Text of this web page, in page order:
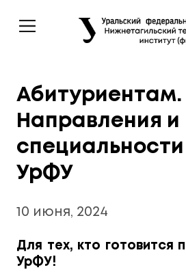
Абитуриентам.
Направления и
специальности
УрФУ
10 июня, 2024
Для тех, кто готовится
УрФУ!